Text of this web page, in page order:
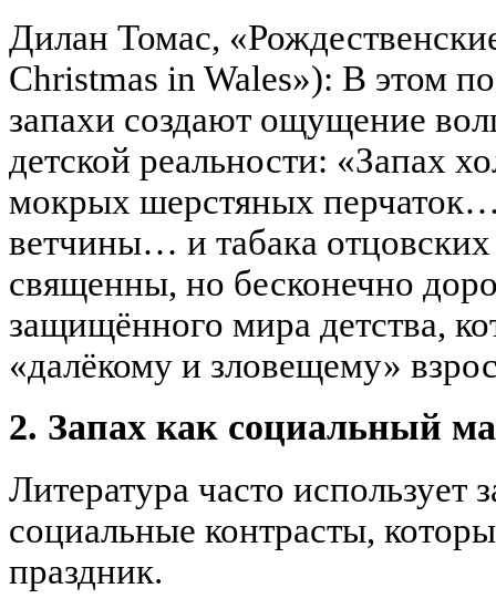
Дилан Томас,
Christmas in Wales»): В этом
запахи создают ощущение
детской реальности: «Запах
мокрых шерстяных
ветчины… и табака отцовских
священны, но бесконечно
защищённого мира детства,
«далёкому и зловещему»
2. Запах как социальный
Литература часто использует
социальные контрасты,
праздник.